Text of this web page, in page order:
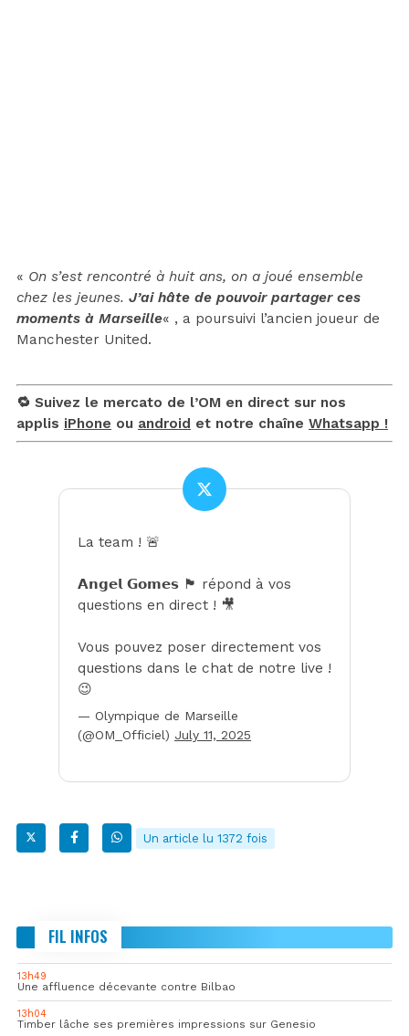
« On s’est rencontré à huit ans, on a joué ensemble
chez les jeunes. J’ai hâte de pouvoir partager ces
moments à Marseille« , a poursuivi l’ancien joueur de
Manchester United.
🔁 Suivez le mercato de l’OM en direct sur nos
applis iPhone ou android et notre chaîne Whatsapp !
La team ! 🚨
𝗔𝗻𝗴𝗲𝗹 𝗚𝗼𝗺𝗲𝘀 🏴󠁧󠁢󠁥󠁮󠁧󠁿 répond à vos
questions en direct ! 🎥
Vous pouvez poser directement vos
questions dans le chat de notre live !
😉
— Olympique de Marseille
(@OM_Officiel) July 11, 2025
Un article lu 1372 fois
FIL INFOS
13h49
Une affluence décevante contre Bilbao
13h04
Timber lâche ses premières impressions sur Genesio